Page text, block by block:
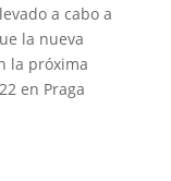
a cabo a
la nueva
la próxima
en Praga